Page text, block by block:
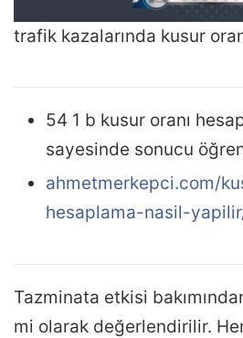
trafik kazalarında kusur
54 1 b kusur oranı
sayesinde sonucu
ahmetmerkepci.com/
hesaplama-nasil-
Tazminata etkisi
mi olarak değerlendirilir.